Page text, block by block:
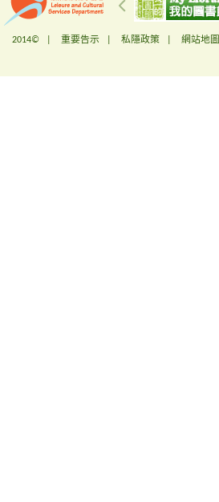
2014© | 重要告示 私隱政策 網站地圖